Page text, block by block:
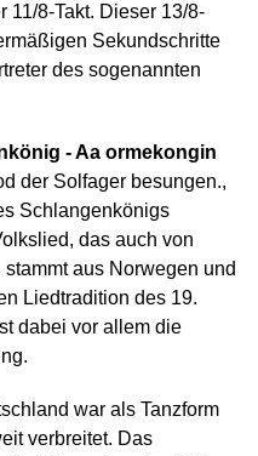
11/8-Takt. Dieser 13/8-
Sekundschritte
des sogenannten
- Aa ormekongin
der Solfager besungen.,
Schlangenkönigs
das auch von
aus Norwegen und
Liedtradition des 19.
dabei vor allem die
war als Tanzform
verbreitet. Das